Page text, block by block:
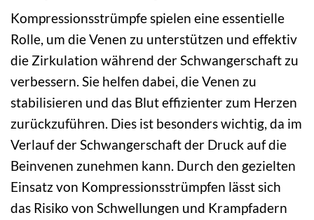
Kompressionsstrümpfe spielen eine essentielle
Rolle, um die Venen zu unterstützen und effektiv
die Zirkulation während der Schwangerschaft zu
verbessern. Sie helfen dabei, die Venen zu
stabilisieren und das Blut effizienter zum Herzen
zurückzuführen. Dies ist besonders wichtig, da im
Verlauf der Schwangerschaft der Druck auf die
Beinvenen zunehmen kann. Durch den gezielten
Einsatz von Kompressionsstrümpfen lässt sich
das Risiko von Schwellungen und Krampfadern